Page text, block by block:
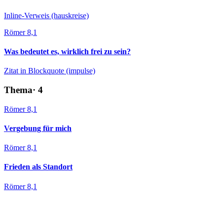
Inline-Verweis (hauskreise)
Römer 8,1
Was bedeutet es, wirklich frei zu sein?
Zitat in Blockquote (impulse)
Thema· 4
Römer 8,1
Vergebung für mich
Römer 8,1
Frieden als Standort
Römer 8,1